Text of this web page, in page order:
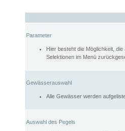
Parameter
Hier besteht die Möglichkeit,
Selektionen im Menü
Gewässerauswahl
Alle Gewässer werden
Auswahl des Pegels